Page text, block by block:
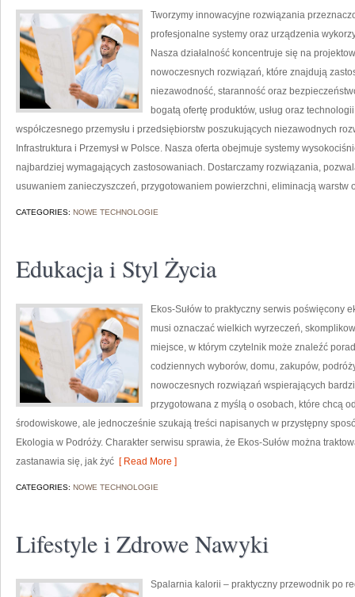
Tworzymy innowacyjne rozwiązania
profesjonalne systemy oraz urządzenia
Nasza działalność koncentruje się na
nowoczesnych rozwiązań, które znajdują
niezawodność, staranność oraz
bogatą ofertę produktów, usług oraz
współczesnego przemysłu i przedsiębiorstw poszukujących niezawodnych
Infrastruktura i Przemysł w Polsce. Nasza oferta obejmuje systemy
najbardziej wymagających zastosowaniach. Dostarczamy rozwiązania,
usuwaniem zanieczyszczeń, przygotowaniem powierzchni, eliminacją warstw
CATEGORIES: NOWE TECHNOLOGIE
Edukacja i Styl Życia
Ekos-Sułów to praktyczny serwis poświęcony
musi oznaczać wielkich wyrzeczeń,
miejsce, w którym czytelnik może znaleźć
codziennych wyborów, domu, zakupów,
nowoczesnych rozwiązań wspierających
przygotowana z myślą o osobach, które chcą
środowiskowe, ale jednocześnie szukają treści napisanych w przystępny
Ekologia w Podróży. Charakter serwisu sprawia, że Ekos-Sułów można
zastanawia się, jak żyć [ Read More ]
CATEGORIES: NOWE TECHNOLOGIE
Lifestyle i Zdrowe Nawyki
Spalarnia kalorii – praktyczny przewodnik po